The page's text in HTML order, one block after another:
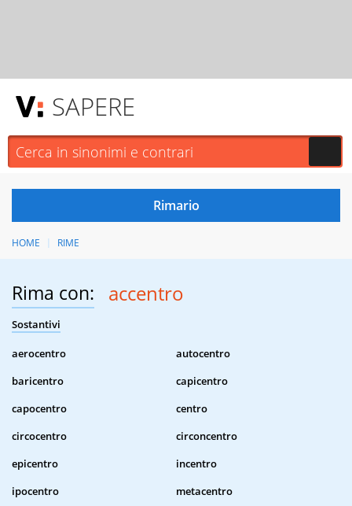
SAPERE
HOME RIME
Rima con: accentro
Sostantivi
aerocentro
autocentro
baricentro
capicentro
capocentro
centro
circocentro
circoncentro
epicentro
incentro
ipocentro
metacentro